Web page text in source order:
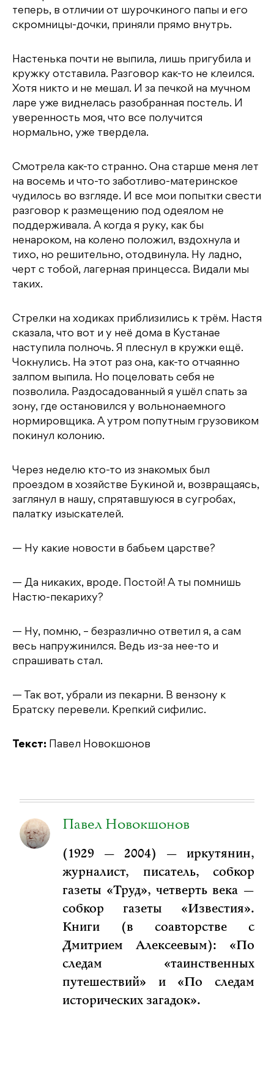
теперь, в отличии от шурочкиного папы и его
скромницы-дочки, приняли прямо внутрь.
Настенька почти не выпила, лишь пригубила и
кружку отставила. Разговор как-то не клеился.
Хотя никто и не мешал. И за печкой на мучном
ларе уже виднелась разобранная постель. И
уверенность моя, что все получится
нормально, уже твердела.
Смотрела как-то странно. Она старше меня лет
на восемь и что-то заботливо-материнское
чудилось во взгляде. И все мои попытки свести
разговор к размещению под одеялом не
поддерживала. А когда я руку, как бы
ненароком, на колено положил, вздохнула и
тихо, но решительно, отодвинула. Ну ладно,
черт с тобой, лагерная принцесса. Видали мы
таких.
Стрелки на ходиках приблизились к трём. Настя
сказала, что вот и у неё дома в Кустанае
наступила полночь. Я плеснул в кружки ещё.
Чокнулись. На этот раз она, как-то отчаянно
залпом выпила. Но поцеловать себя не
позволила. Раздосадованный я ушёл спать за
зону, где остановился у вольнонаемного
нормировщика. А утром попутным грузовиком
покинул колонию.
Через неделю кто-то из знакомых был
проездом в хозяйстве Букиной и, возвращаясь,
заглянул в нашу, спрятавшуюся в сугробах,
палатку изыскателей.
— Ну какие новости в бабьем царстве?
— Да никаких, вроде. Постой! А ты помнишь
Настю-пекариху?
— Ну, помню, – безразлично ответил я, а сам
весь напружинился. Ведь из-за нее-то и
спрашивать стал.
— Так вот, убрали из пекарни. В вензону к
Братску перевели. Крепкий сифилис.
Текст: Павел Новокшонов
Павел Новокшонов
(1929 — 2004) — иркутянин,
журналист, писатель, собкор
газеты «Труд», четверть века —
собкор газеты «Известия».
Книги (в соавторстве с
Дмитрием Алексеевым): «По
следам «таинственных
путешествий» и «По следам
исторических загадок».